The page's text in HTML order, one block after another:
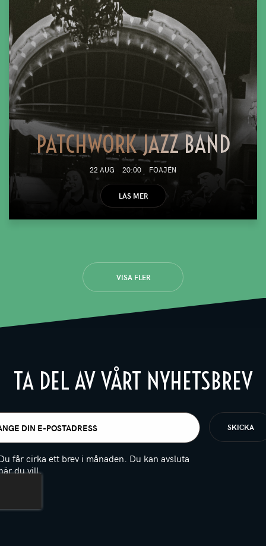
PATCHWORK JAZZ BAND
22 AUG 20:00 FOAJÉN
LÄS MER
VISA FLER
TA DEL AV VÅRT NYHETSBREV
får cirka ett brev i månaden. Du kan avsluta
du vill.